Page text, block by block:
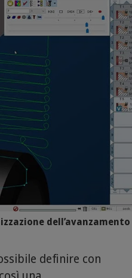
dell’avanzamento
definire con